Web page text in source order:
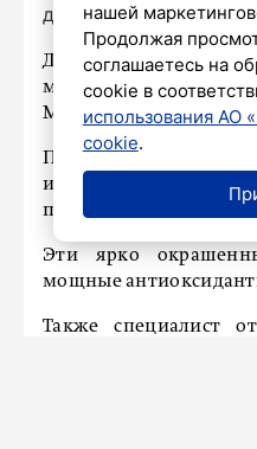
дневник»
Для того, чтобы жить
много «ярких»
Майкл Мосли.
По его словам,
их число входят
помидоры, фиолетовая
Эти ярко
мощные
Также специалист
нашей
Продолжая
соглашаетесь на
cookie в
использования АО
cookie.